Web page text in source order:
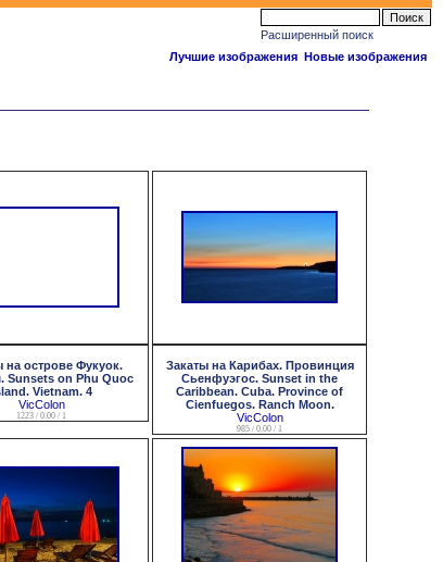
Расширенный поиск
Лучшие изображения Новые изображения
на острове Фукуок.
Sunsets on Phu Quoc
Vietnam. 4
VicColon
1223 / 0.00 / 1
Закаты на Карибах. Провинция
Сьенфуэгос. Sunset in the
Caribbean. Cuba. Province of
Cienfuegos. Ranch Moon.
VicColon
985 / 0.00 / 1